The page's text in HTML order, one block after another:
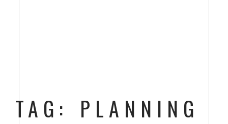
TAG: PLANNING